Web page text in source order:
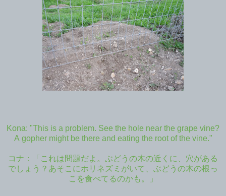
Kona: "This is a problem. See the hole near the grape vine?
A gopher might be there and eating the root of the vine."
コナ：「これは問題だよ。ぶどうの木の近くに、穴がある
でしょう？あそこにホリネズミがいて、ぶどうの木の根っ
こを食べてるのかも。」